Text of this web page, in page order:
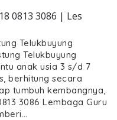
0813 3086 | Les
Telukbuyung
Telukbuyung
anak usia 3 s/d 7
berhitung secara
tumbuh kembangnya,
3086 Lembaga Guru